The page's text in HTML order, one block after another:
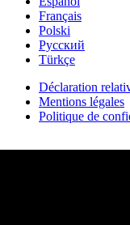
Français
Polski
Русский
Türkçe
Déclaration
Mentions légales
Politique de